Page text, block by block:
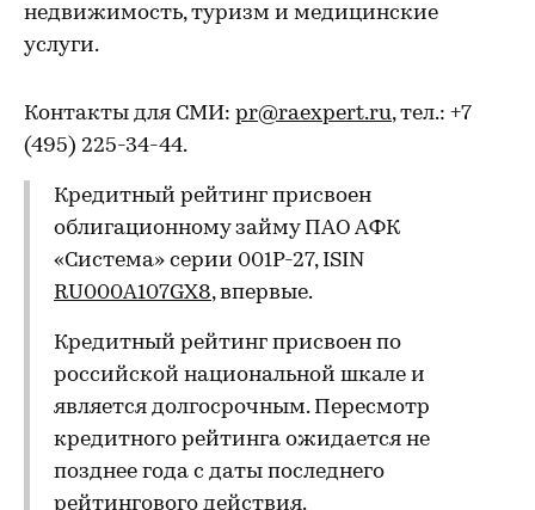
недвижимость, туризм и медицинские
услуги.
Контакты для СМИ: pr@raexpert.ru, тел.: +7
(495) 225-34-44.
Кредитный рейтинг присвоен
облигационному займу ПАО АФК
«Система» серии 001P-27, ISIN
RU000A107GX8, впервые.
Кредитный рейтинг присвоен по
российской национальной шкале и
является долгосрочным. Пересмотр
кредитного рейтинга ожидается не
позднее года с даты последнего
рейтингового действия.